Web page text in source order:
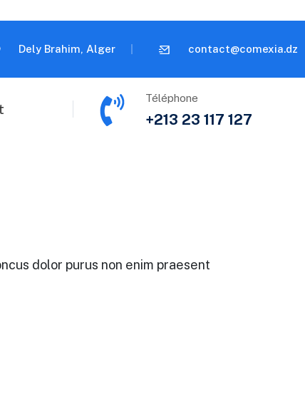
Dely Brahim, Alger contact@comexia.dz
Téléphone
+213 23 117 127
dolor purus non enim praesent